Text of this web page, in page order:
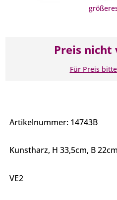
Preis nicht
Für Preis
Artikelnummer: 14743B
Kunstharz, H 33,5cm, B
VE2